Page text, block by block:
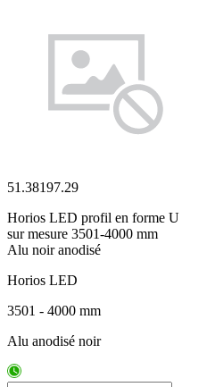
51.38197.29
Horios LED profil en forme U
sur mesure 3501-4000 mm
Alu noir anodisé
Horios LED
3501 - 4000 mm
Alu anodisé noir